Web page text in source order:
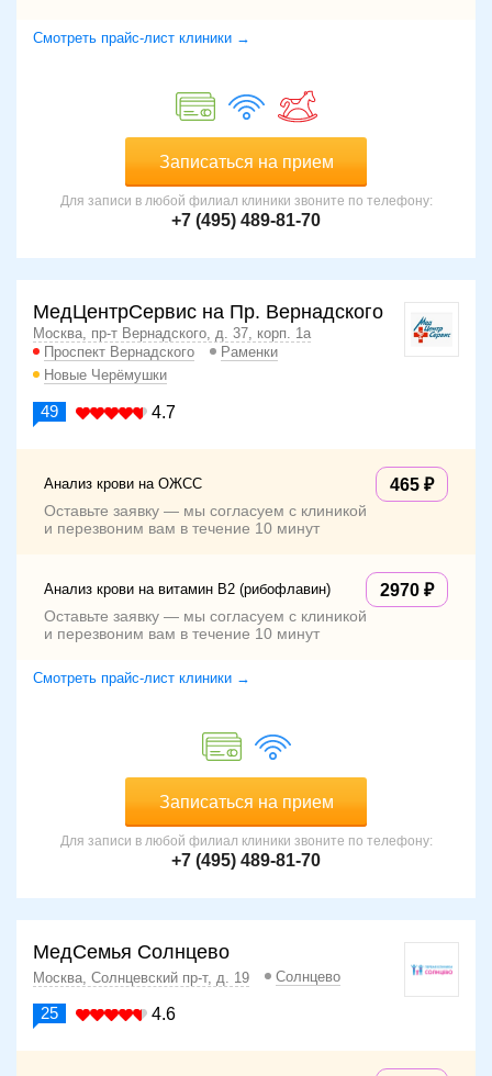
Смотреть прайс-лист клиники →
Записаться на прием
Для записи в любой филиал клиники звоните по телефону:
+7 (495) 489-81-70
МедЦентрСервис на Пр. Вернадского
Москва, пр-т Вернадского, д. 37, корп. 1а
Проспект Вернадского
Раменки
Новые Черёмушки
49 4.7
Анализ крови на ОЖСС 465
Оставьте заявку — мы согласуем с клиникой
и перезвоним вам в течение 10 минут
Анализ крови на витамин B2 (рибофлавин) 2970
Оставьте заявку — мы согласуем с клиникой
и перезвоним вам в течение 10 минут
Смотреть прайс-лист клиники →
Записаться на прием
Для записи в любой филиал клиники звоните по телефону:
+7 (495) 489-81-70
МедСемья Солнцево
Москва, Солнцевский пр-т, д. 19 Солнцево
25 4.6